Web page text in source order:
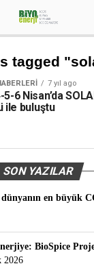
tagged
7 yıl ago
5-6 Nisan’da
ile buluştu
SON YAZILAR
en büyük
BioSpice
2026